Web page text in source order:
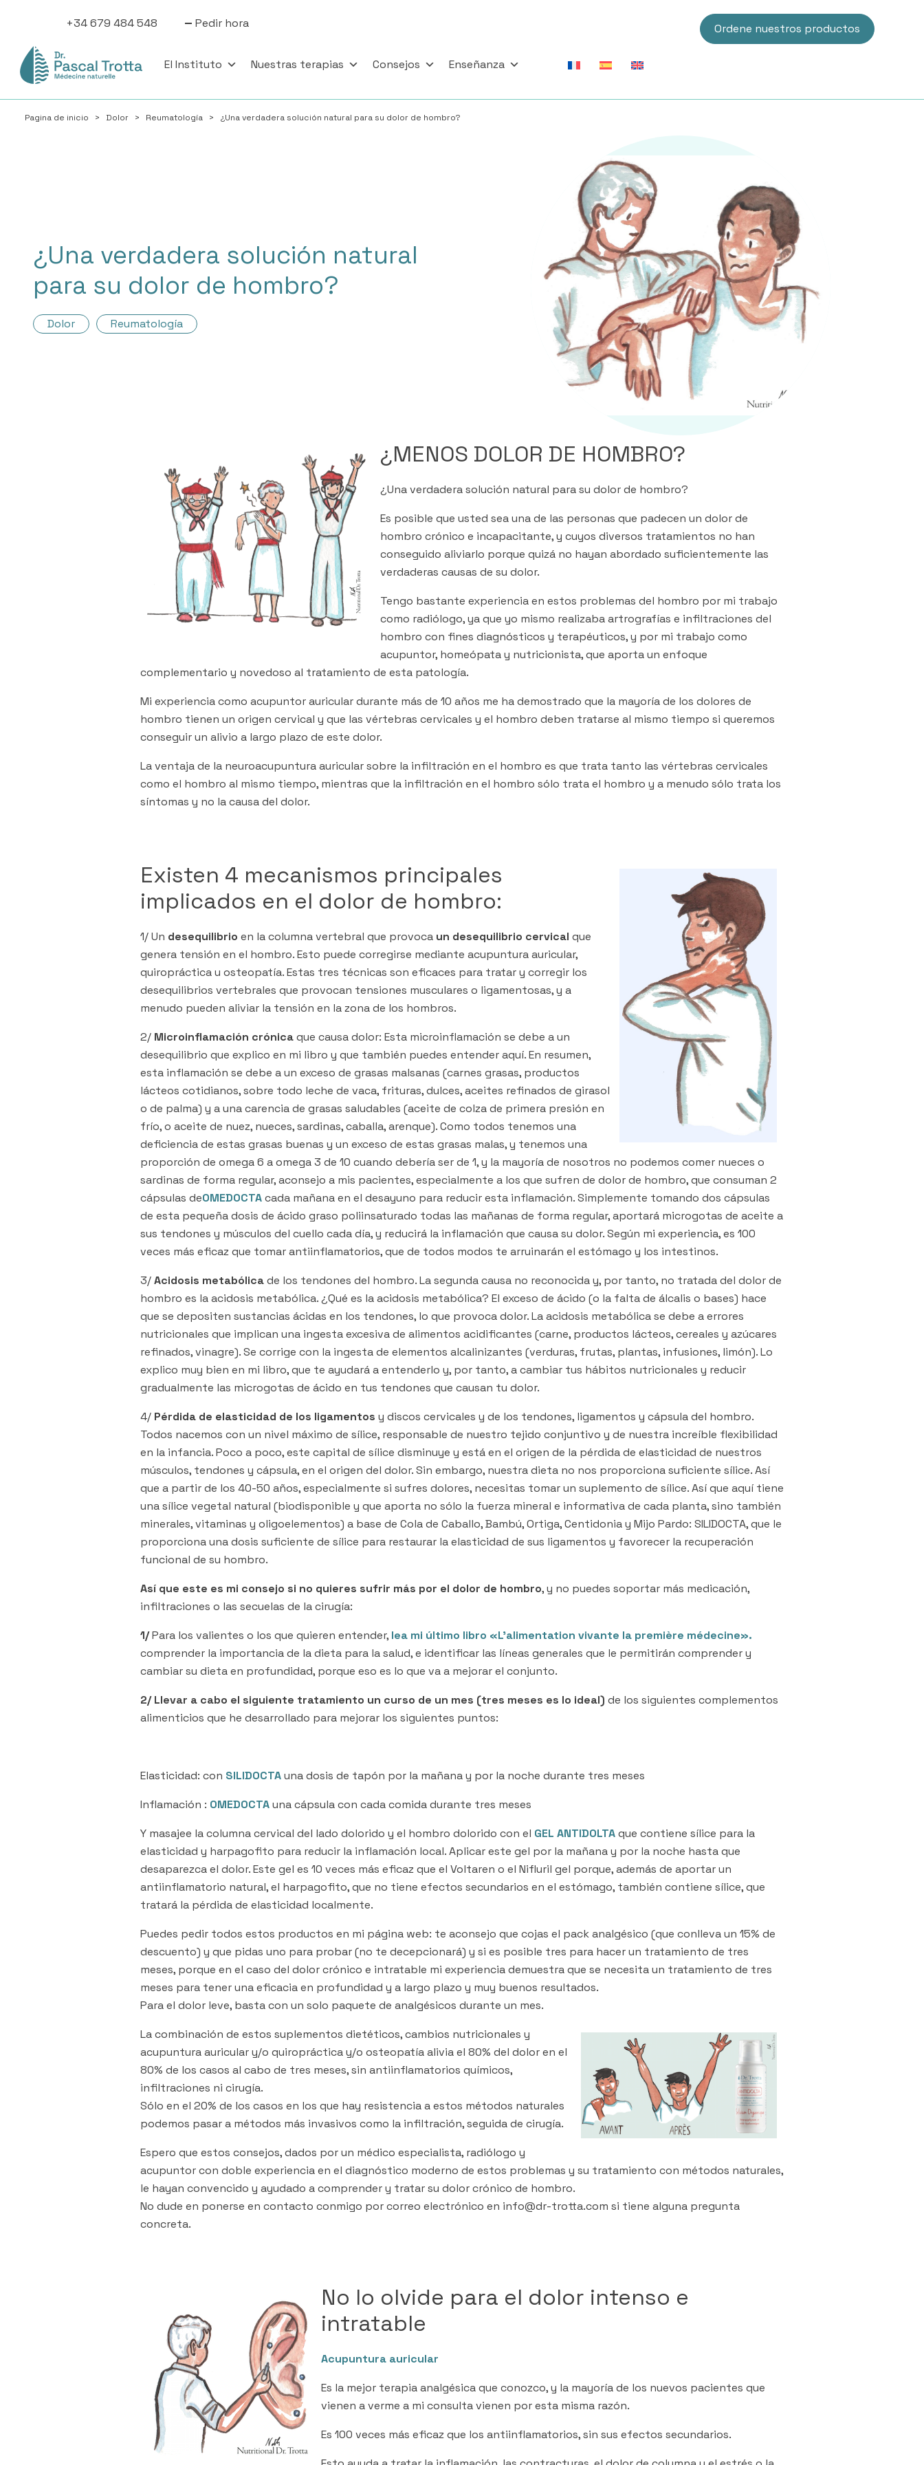
+34 679 484 548 Pedir hora Ordene nuestros productos
El Instituto Nuestras terapias Consejos Enseñanza
Pagina de inicio > Dolor > Reumatología > ¿Una verdadera solución natural para su dolor de hombro?
¿Una verdadera solución natural
para su dolor de hombro?
Dolor Reumatología
¿MENOS DOLOR DE HOMBRO?
¿Una verdadera solución natural para su dolor de hombro?
Es posible que usted sea una de las personas que padecen un dolor de
hombro crónico e incapacitante, y cuyos diversos tratamientos no han
conseguido aliviarlo porque quizá no hayan abordado suficientemente las
verdaderas causas de su dolor.
Tengo bastante experiencia en estos problemas del hombro por mi trabajo
como radiólogo, ya que yo mismo realizaba artrografías e infiltraciones del
hombro con fines diagnósticos y terapéuticos, y por mi trabajo como
acupuntor, homeópata y nutricionista, que aporta un enfoque
complementario y novedoso al tratamiento de esta patología.
Mi experiencia como acupuntor auricular durante más de 10 años me ha demostrado que la mayoría de los dolores de
hombro tienen un origen cervical y que las vértebras cervicales y el hombro deben tratarse al mismo tiempo si queremos
conseguir un alivio a largo plazo de este dolor.
La ventaja de la neuroacupuntura auricular sobre la infiltración en el hombro es que trata tanto las vértebras cervicales
como el hombro al mismo tiempo, mientras que la infiltración en el hombro sólo trata el hombro y a menudo sólo trata los
síntomas y no la causa del dolor.
Existen 4 mecanismos principales
implicados en el dolor de hombro:
1/ Un desequilibrio en la columna vertebral que provoca un desequilibrio cervical que
genera tensión en el hombro. Esto puede corregirse mediante acupuntura auricular,
quiropráctica u osteopatía. Estas tres técnicas son eficaces para tratar y corregir los
desequilibrios vertebrales que provocan tensiones musculares o ligamentosas, y a
menudo pueden aliviar la tensión en la zona de los hombros.
2/ Microinflamación crónicaque causa dolor: Esta microinflamación se debe a un
desequilibrio que explico en mi libro y que también puedes entender aquí. En resumen,
esta inflamación se debe a un exceso de grasas malsanas (carnes grasas, productos
lácteos cotidianos, sobre todo leche de vaca, frituras, dulces, aceites refinados de girasol
o de palma) y a una carencia de grasas saludables (aceite de colza de primera presión en
frío, o aceite de nuez, nueces, sardinas, caballa, arenque). Como todos tenemos una
deficiencia de estas grasas buenas y un exceso de estas grasas malas, y tenemos una
proporción de omega 6 a omega 3 de 10 cuando debería ser de 1, y la mayoría de nosotros no podemos comer nueces o
sardinas de forma regular, aconsejo a mis pacientes, especialmente a los que sufren de dolor de hombro, que consuman 2
cápsulas deOMEDOCTAcada mañana en el desayuno para reducir esta inflamación. Simplemente tomando dos cápsulas
de esta pequeña dosis de ácido graso poliinsaturado todas las mañanas de forma regular, aportará microgotas de aceite a
sus tendones y músculos del cuello cada día, y reducirá la inflamación que causa su dolor. Según mi experiencia, es 100
veces más eficaz que tomar antiinflamatorios, que de todos modos te arruinarán el estómago y los intestinos.
3/Acidosis metabólicade los tendones del hombro. La segunda causa no reconocida y, por tanto, no tratada del dolor de
hombro es la acidosis metabólica. ¿Qué es la acidosis metabólica? El exceso de ácido (o la falta de álcalis o bases) hace
que se depositen sustancias ácidas en los tendones, lo que provoca dolor. La acidosis metabólica se debe a errores
nutricionales que implican una ingesta excesiva de alimentos acidificantes (carne, productos lácteos, cereales y azúcares
refinados, vinagre). Se corrige con la ingesta de elementos alcalinizantes (verduras, frutas, plantas, infusiones, limón). Lo
explico muy bien en mi libro, que te ayudará a entenderlo y, por tanto, a cambiar tus hábitos nutricionales y reducir
gradualmente las microgotas de ácido en tus tendones que causan tu dolor.
4/ Pérdida de elasticidad de los ligamentos y discos cervicales y de los tendones, ligamentos y cápsula del hombro.
Todos nacemos con un nivel máximo de sílice, responsable de nuestro tejido conjuntivo y de nuestra increíble flexibilidad
en la infancia. Poco a poco, este capital de sílice disminuye y está en el origen de la pérdida de elasticidad de nuestros
músculos, tendones y cápsula, en el origen del dolor. Sin embargo, nuestra dieta no nos proporciona suficiente sílice. Así
que a partir de los 40-50 años, especialmente si sufres dolores, necesitas tomar un suplemento de sílice. Así que aquí tiene
una sílice vegetal natural (biodisponible y que aporta no sólo la fuerza mineral e informativa de cada planta, sino también
minerales, vitaminas y oligoelementos) a base de Cola de Caballo, Bambú, Ortiga, Centidonia y Mijo Pardo: SILIDOCTA, que le
proporciona una dosis suficiente de sílice para restaurar la elasticidad de sus ligamentos y favorecer la recuperación
funcional de su hombro.
Así que este es mi consejo si no quieres sufrir más por el dolor de hombro, y no puedes soportar más medicación,
infiltraciones o las secuelas de la cirugía:
1/Para los valientes o los que quieren entender, lea mi último libro «L’alimentation vivante la première médecine».
comprender la importancia de la dieta para la salud, e identificar las líneas generales que le permitirán comprender y
cambiar su dieta en profundidad, porque eso es lo que va a mejorar el conjunto.
2/ Llevar a cabo el siguiente tratamiento un curso de un mes (tres meses es lo ideal) de los siguientes complementos
alimenticios que he desarrollado para mejorar los siguientes puntos:
Elasticidad: con SILIDOCTAuna dosis de tapón por la mañana y por la noche durante tres meses
Inflamación : OMEDOCTAuna cápsula con cada comida durante tres meses
Y masajee la columna cervical del lado dolorido y el hombro dolorido con el GEL ANTIDOLTAque contiene sílice para la
elasticidad y harpagofito para reducir la inflamación local. Aplicar este gel por la mañana y por la noche hasta que
desaparezca el dolor. Este gel es 10 veces más eficaz que el Voltaren o el Nifluril gel porque, además de aportar un
antiinflamatorio natural, el harpagofito, que no tiene efectos secundarios en el estómago, también contiene sílice, que
tratará la pérdida de elasticidad localmente.
Puedes pedir todos estos productos en mi página web: te aconsejo que cojas el pack analgésico (que conlleva un 15% de
descuento) y que pidas uno para probar (no te decepcionará) y si es posible tres para hacer un tratamiento de tres
meses, porque en el caso del dolor crónico e intratable mi experiencia demuestra que se necesita un tratamiento de tres
meses para tener una eficacia en profundidad y a largo plazo y muy buenos resultados.
Para el dolor leve, basta con un solo paquete de analgésicos durante un mes.
La combinación de estos suplementos dietéticos, cambios nutricionales y
acupuntura auricular y/o quiropráctica y/o osteopatía alivia el 80% del dolor en el
80% de los casos al cabo de tres meses, sin antiinflamatorios químicos,
infiltraciones ni cirugía.
Sólo en el 20% de los casos en los que hay resistencia a estos métodos naturales
podemos pasar a métodos más invasivos como la infiltración, seguida de cirugía.
Espero que estos consejos, dados por un médico especialista, radiólogo y
acupuntor con doble experiencia en el diagnóstico moderno de estos problemas y su tratamiento con métodos naturales,
le hayan convencido y ayudado a comprender y tratar su dolor crónico de hombro.
No dude en ponerse en contacto conmigo por correo electrónico en info@dr-trotta.com si tiene alguna pregunta
concreta.
No lo olvide para el dolor intenso e
intratable
Acupuntura auricular
Es la mejor terapia analgésica que conozco, y la mayoría de los nuevos pacientes que
vienen a verme a mi consulta vienen por esta misma razón.
Es 100 veces más eficaz que los antiinflamatorios, sin sus efectos secundarios.